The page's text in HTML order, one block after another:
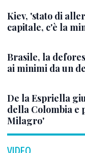
Kiev, 'stato di
capitale, c'è la
Brasile, la
ai minimi da un
De la Espriella
della Colombia e
Milagro'